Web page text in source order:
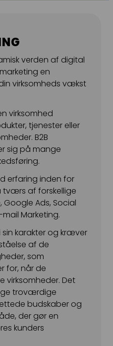
verden af digital
en
virksomheds vækst
virksomhed
tjenester eller
B2B
sig på mange
erfaring inden for
tværs af forskellige
Google Ads, Social
Marketing.
sin karakter og kræver
af de
som
for, når de
virksomheder. Det
troværdige
budskaber og
der gør en
kunders